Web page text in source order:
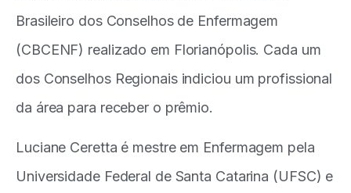
Brasileiro dos Conselhos de Enfermagem
(CBCENF) realizado em Florianópolis. Cada um
dos Conselhos Regionais indiciou um profissional
da área para receber o prêmio.
Luciane Ceretta é mestre em Enfermagem pela
Universidade Federal de Santa Catarina (UFSC) e